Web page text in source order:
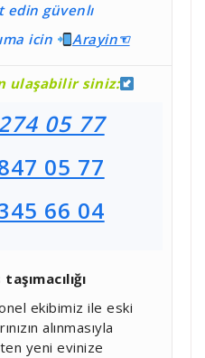
edin güvenlı
icin Arayin☜
ulaşabilir siniz:
05 77
05 77
66 04
ekibimiz ile eski
alınmasıyla
yeni evinize